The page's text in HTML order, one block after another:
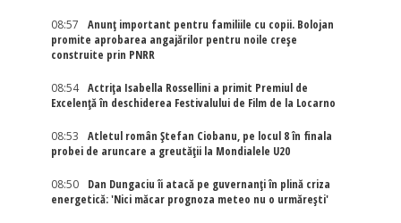
08:57
Anunț important pentru familiile cu copii. Bolojan
promite aprobarea angajărilor pentru noile creșe
construite prin PNRR
08:54
Actriţa Isabella Rossellini a primit Premiul de
Excelenţă în deschiderea Festivalului de Film de la Locarno
08:53
Atletul român Ștefan Ciobanu, pe locul 8 în finala
probei de aruncare a greutății la Mondialele U20
08:50
Dan Dungaciu îi atacă pe guvernanți în plină criza
energetică: 'Nici măcar prognoza meteo nu o urmărești'